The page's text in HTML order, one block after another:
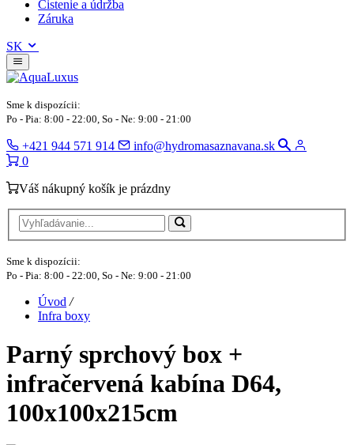
Čistenie a údržba
Záruka
SK
Sme k dispozícii:
Po - Pia: 8:00 - 22:00, So - Ne: 9:00 - 21:00
+421 944 571 914
info@hydromasaznavana.sk
0
Váš nákupný košík je prázdny
Sme k dispozícii:
Po - Pia: 8:00 - 22:00, So - Ne: 9:00 - 21:00
Úvod /
Infra boxy
Parný sprchový box +
infračervená kabína D64,
100x100x215cm